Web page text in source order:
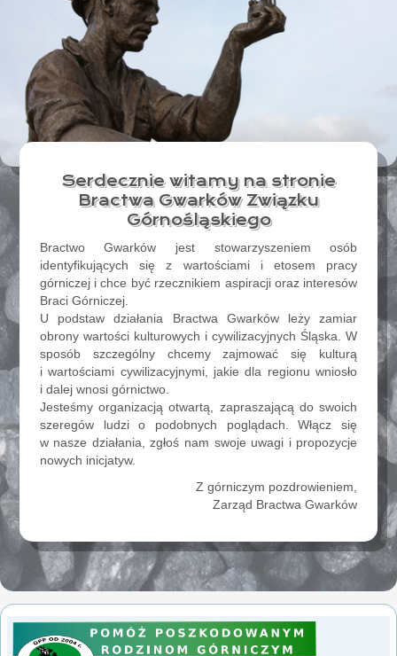
Serdecznie witamy na stronie
Bractwa Gwarków Związku
Górnośląskiego
Bractwo Gwarków jest stowarzyszeniem osób
identyfikujących się z wartościami i etosem pracy
górniczej i chce być rzecznikiem aspiracji oraz interesów
Braci Górniczej.
U podstaw działania Bractwa Gwarków leży zamiar
obrony wartości kulturowych i cywilizacyjnych Śląska. W
sposób szczególny chcemy zajmować się kulturą
i wartościami cywilizacyjnymi, jakie dla regionu wniosło
i dalej wnosi górnictwo.
Jesteśmy organizacją otwartą, zapraszającą do swoich
szeregów ludzi o podobnych poglądach. Włącz się
w nasze działania, zgłoś nam swoje uwagi i propozycje
nowych inicjatyw.
Z górniczym pozdrowieniem,
Zarząd Bractwa Gwarków